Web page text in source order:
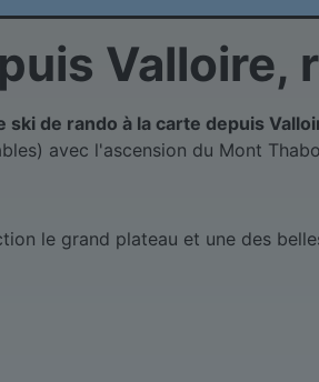
Valloire,
ski de rando à la carte depuis
avec l'ascension du Mont
le grand plateau et une des